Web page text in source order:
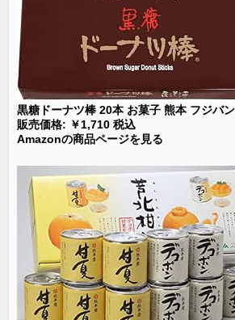
黒糖ドーナツ棒 20本 お菓子 熊本 フジバ
販売価格: ￥1,710 税込
Amazonの商品ページを見る